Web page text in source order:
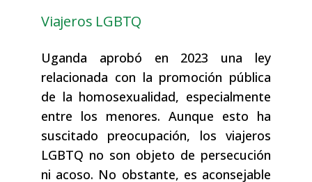
Viajeros LGBTQ
Uganda aprobó en 2023 una ley
relacionada con la promoción pública
de la homosexualidad, especialmente
entre los menores. Aunque esto ha
suscitado preocupación, los viajeros
LGBTQ no son objeto de persecución
ni acoso. No obstante, es aconsejable